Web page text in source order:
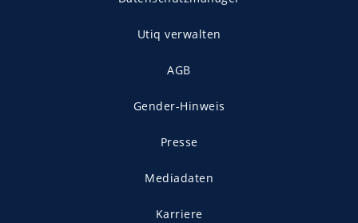
Utiq verwalten
AGB
Gender-Hinweis
Presse
Mediadaten
Karriere